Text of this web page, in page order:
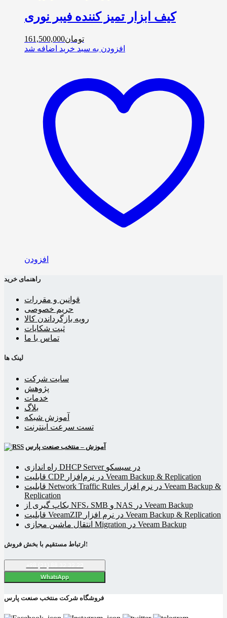
کیف ابزار تمیز کننده فیبر نوری
تومان161,500,000
افزودن به سبد خرید اضافه شد
افزودن
راهنمای خرید
قوانین و مقررات
حریم خصوصی
رویه بازگرداندن کالا
ثبت شکایات
تماس با ما
لینک ها
سایت شرکت
پژوهش
خدمات
بلاگ
آموزش شبکه
تست سرعت اینترنت
آموزش – منتخب صنعت پارس
راه اندازی DHCP Server در سیسکو
قابلیت CDP در نرم‌افزار Veeam Backup & Replication
قابلیت Network Traffic Rules در نرم افزار Veeam Backup &
Replication
بکاپ گیری از NFS، SMB و NAS در Veeam Backup
قابلیت VeeamZIP در نرم افزار Veeam Backup & Replication
انتقال ماشین مجازی Migration در Veeam Backup
ارتباط مستقیم با بخش فروش!
WhatsApp
فروشگاه شرکت منتخب صنعت پارس